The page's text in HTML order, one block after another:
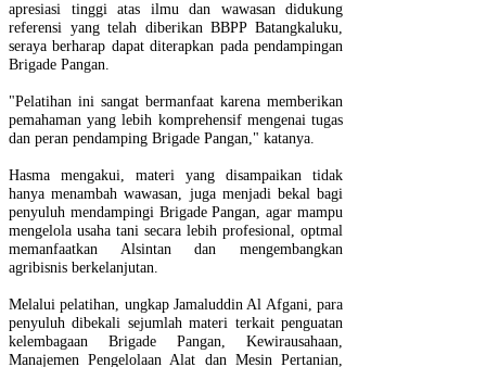
apresiasi tinggi atas ilmu dan wawasan didukung
referensi yang telah diberikan BBPP Batangkaluku,
seraya berharap dapat diterapkan pada pendampingan
Brigade Pangan.
"Pelatihan ini sangat bermanfaat karena memberikan
pemahaman yang lebih komprehensif mengenai tugas
dan peran pendamping Brigade Pangan," katanya.
Hasma mengakui, materi yang disampaikan tidak
hanya menambah wawasan, juga menjadi bekal bagi
penyuluh mendampingi Brigade Pangan, agar mampu
mengelola usaha tani secara lebih profesional, optmal
memanfaatkan Alsintan dan mengembangkan
agribisnis berkelanjutan.
Melalui pelatihan, ungkap Jamaluddin Al Afgani, para
penyuluh dibekali sejumlah materi terkait penguatan
kelembagaan Brigade Pangan, Kewirausahaan,
Manajemen Pengelolaan Alat dan Mesin Pertanian,